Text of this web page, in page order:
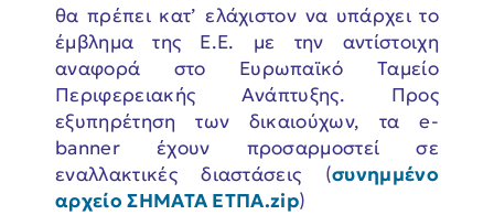
θα πρέπει κατ’ ελάχιστον να υπάρχει το
έμβλημα της Ε.Ε. με την αντίστοιχη
αναφορά στο Ευρωπαϊκό Ταμείο
Περιφερειακής Ανάπτυξης. Προς
εξυπηρέτηση των δικαιούχων, τα e-
banner έχουν προσαρμοστεί σε
εναλλακτικές διαστάσεις (συνημμένο
αρχείο ΣΗΜΑΤΑ ΕΤΠΑ.zip)